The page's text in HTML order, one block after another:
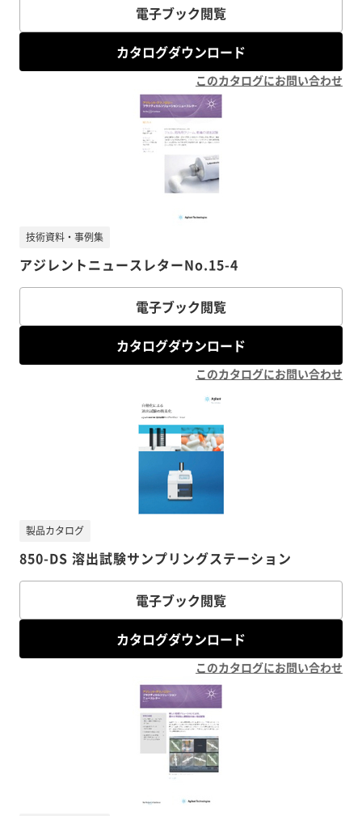
電子ブック閲覧
カタログダウンロード
このカタログにお問い合わせ
アジレントニュースレターNo.15-4
技術資料・事例集
電子ブック閲覧
カタログダウンロード
このカタログにお問い合わせ
850-DS 溶出試験サンプリングステーション
製品カタログ
電子ブック閲覧
カタログダウンロード
このカタログにお問い合わせ